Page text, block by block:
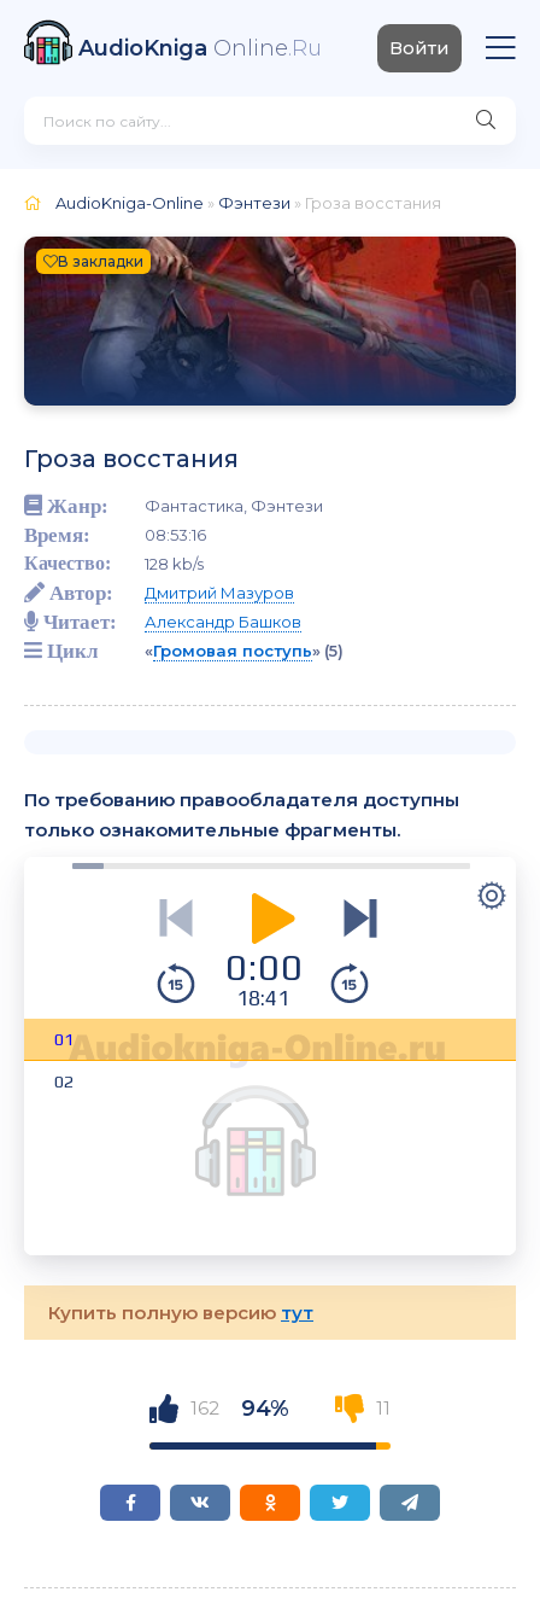
AudioKniga Online.Ru Войти
AudioKniga-Online » Фэнтези » Гроза восстания
В закладки
Гроза восстания
Жанр: Фантастика, Фэнтези
Время:
08:53:16
Качество:
128 kb/s
Автор: Дмитрий Мазуров
Читает: Александр Башков
Цикл «Громовая поступь» (5)
По требованию правообладателя доступны
только ознакомительные фрагменты.
0:00
18:41
01
02
Купить полную версию тут
162 94% 11